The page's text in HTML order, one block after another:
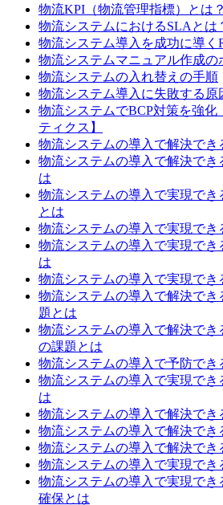
物流KPI（物流管理指標）とは？
物流システムにおけるSLAとは
物流システム導入を成功に導く
物流システムマニュアル作成の
物流システムの入れ替えの手順
物流システム導入に失敗する原
物流システムでBCP対策を強化
ティクス】
物流システムの導入で解決でき
物流システムの導入で解決でき
は
物流システムの導入で実現で
とは
物流システムの導入で実現でき
物流システムの導入で実現でき
は
物流システムの導入で実現でき
物流システムの導入で解決でき
題とは
物流システムの導入で解決でき
の課題とは
物流システムの導入で予防でき
物流システムの導入で実現でき
は
物流システムの導入で解決でき
物流システムの導入で解決でき
物流システムの導入で解決でき
物流システムの導入で実現でき
物流システムの導入で実現で
確保とは